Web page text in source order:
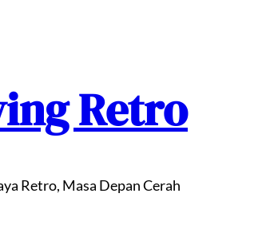
Retro
Retro, Masa Depan Cerah